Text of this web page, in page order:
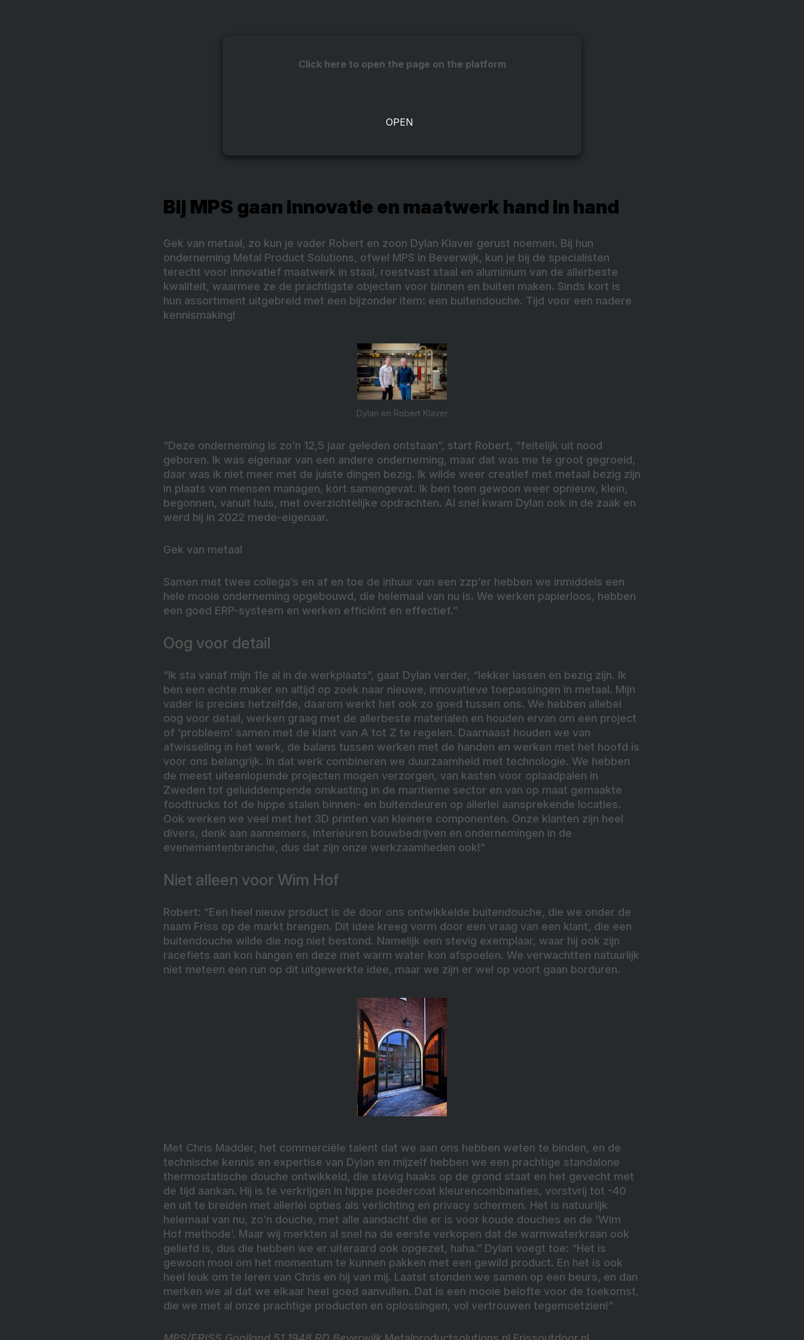
Click here to open the page on the platform
Bij MPS gaan innovatie en maatwerk hand in hand
Gek van metaal, zo kun je vader Robert en zoon Dylan Klaver gerust noemen. Bij hun
onderneming Metal Product Solutions, ofwel MPS in Beverwijk, kun je bij de specialisten
terecht voor innovatief maatwerk in staal, roestvast staal en aluminium van de allerbeste
kwaliteit, waarmee ze de prachtigste objecten voor binnen en buiten maken. Sinds kort is
hun assortiment uitgebreid met een bijzonder item: een buitendouche. Tijd voor een nadere
kennismaking!
Dylan en Robert Klaver
“Deze onderneming is zo’n 12,5 jaar geleden ontstaan”, start Robert, “feitelijk uit nood
geboren. Ik was eigenaar van een andere onderneming, maar dat was me te groot gegroeid,
daar was ik niet meer met de juiste dingen bezig. Ik wilde weer creatief met metaal bezig zijn
in plaats van mensen managen, kort samengevat. Ik ben toen gewoon weer opnieuw, klein,
begonnen, vanuit huis, met overzichtelijke opdrachten. Al snel kwam Dylan ook in de zaak en
werd hij in 2022 mede-eigenaar.
Gek van metaal
Samen met twee collega’s en af en toe de inhuur van een zzp’er hebben we inmiddels een
hele mooie onderneming opgebouwd, die helemaal van nu is. We werken papierloos, hebben
een goed ERP-systeem en werken efficiënt en effectief.”
Oog voor detail
“Ik sta vanaf mijn 11e al in de werkplaats”, gaat Dylan verder, “lekker lassen en bezig zijn. Ik
ben een echte maker en altijd op zoek naar nieuwe, innovatieve toepassingen in metaal. Mijn
vader is precies hetzelfde, daarom werkt het ook zo goed tussen ons. We hebben allebei
oog voor detail, werken graag met de allerbeste materialen en houden ervan om een project
of ‘probleem’ samen met de klant van A tot Z te regelen. Daarnaast houden we van
afwisseling in het werk, de balans tussen werken met de handen en werken met het hoofd is
voor ons belangrijk. In dat werk combineren we duurzaamheid met technologie. We hebben
de meest uiteenlopende projecten mogen verzorgen, van kasten voor oplaadpalen in
Zweden tot geluiddempende omkasting in de maritieme sector en van op maat gemaakte
foodtrucks tot de hippe stalen binnen- en buitendeuren op allerlei aansprekende locaties.
Ook werken we veel met het 3D printen van kleinere componenten. Onze klanten zijn heel
divers, denk aan aannemers, interieuren bouwbedrijven en ondernemingen in de
evenementenbranche, dus dat zijn onze werkzaamheden ook!”
Niet alleen voor Wim Hof
Robert: “Een heel nieuw product is de door ons ontwikkelde buitendouche, die we onder de
naam Friss op de markt brengen. Dit idee kreeg vorm door een vraag van een klant, die een
buitendouche wilde die nog niet bestond. Namelijk een stevig exemplaar, waar hij ook zijn
racefiets aan kon hangen en deze met warm water kon afspoelen. We verwachtten natuurlijk
niet meteen een run op dit uitgewerkte idee, maar we zijn er wel op voort gaan borduren.
Met Chris Madder, het commerciële talent dat we aan ons hebben weten te binden, en de
technische kennis en expertise van Dylan en mijzelf hebben we een prachtige standalone
thermostatische douche ontwikkeld, die stevig haaks op de grond staat en het gevecht met
de tijd aankan. Hij is te verkrijgen in hippe poedercoat kleurencombinaties, vorstvrij tot -40
en uit te breiden met allerlei opties als verlichting en privacy schermen. Het is natuurlijk
helemaal van nu, zo’n douche, met alle aandacht die er is voor koude douches en de ‘Wim
Hof methode’. Maar wij merkten al snel na de eerste verkopen dat de warmwaterkraan ook
geliefd is, dus die hebben we er uiteraard ook opgezet, haha.” Dylan voegt toe: “Het is
gewoon mooi om het momentum te kunnen pakken met een gewild product. En het is ook
heel leuk om te leren van Chris en hij van mij. Laatst stonden we samen op een beurs, en dan
merken we al dat we elkaar heel goed aanvullen. Dat is een mooie belofte voor de toekomst,
die we met al onze prachtige producten en oplossingen, vol vertrouwen tegemoetzien!”